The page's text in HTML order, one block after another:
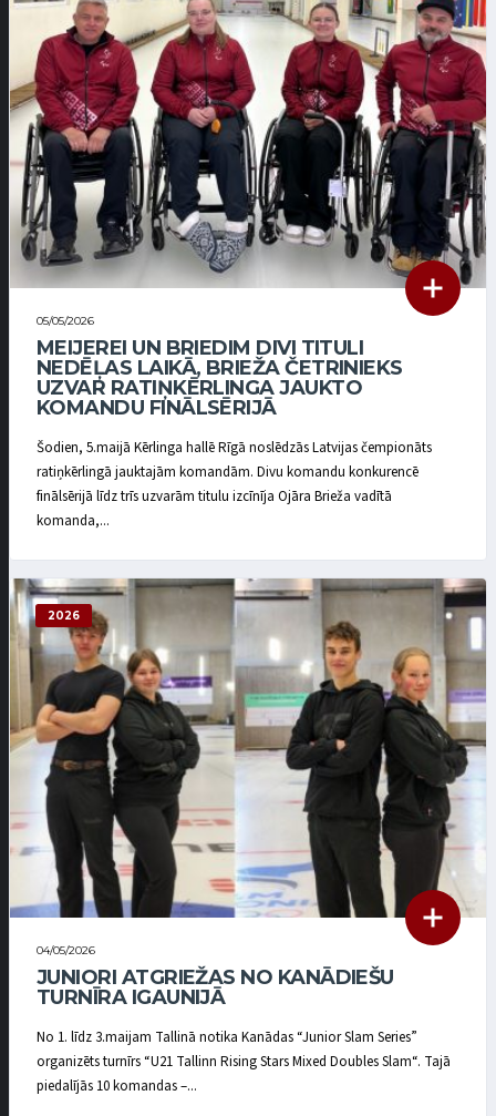
05/05/2026
MEIJEREI UN BRIEDIM DIVI TITULI
NEDĒĻAS LAIKĀ, BRIEŽA ČETRINIEKS
UZVAR RATIŅKĒRLINGA JAUKTO
KOMANDU FINĀLSĒRIJĀ
Šodien, 5.maijā Kērlinga hallē Rīgā noslēdzās Latvijas čempionāts
ratiņkērlingā jauktajām komandām. Divu komandu konkurencē
finālsērijā līdz trīs uzvarām titulu izcīnīja Ojāra Brieža vadītā
komanda,...
2026
04/05/2026
JUNIORI ATGRIEŽAS NO KANĀDIEŠU
TURNĪRA IGAUNIJĀ
No 1. līdz 3.maijam Tallinā notika Kanādas “Junior Slam Series”
organizēts turnīrs “U21 Tallinn Rising Stars Mixed Doubles Slam“. Tajā
piedalījās 10 komandas –...